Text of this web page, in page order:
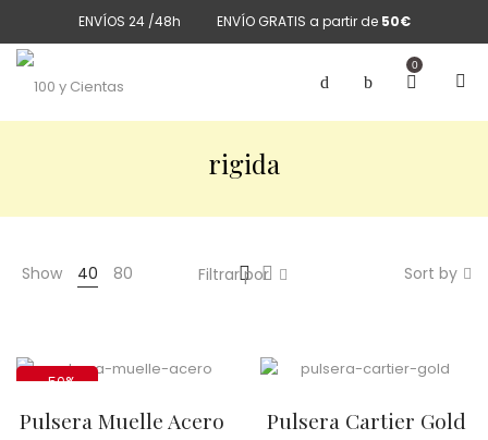
ENVÍOS 24 /48h ENVÍO GRATIS a partir de 50€
0
rigida
Show 40 80 Sort by
Filtrar por
-50%
Pulsera Muelle Acero Pulsera Cartier Gold